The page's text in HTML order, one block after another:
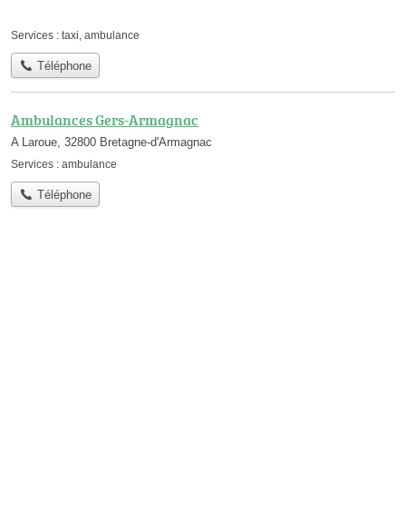
Services : taxi ambulance
Téléphone
Ambulances Gers-Armagnac
A Laroue, 32800 Bretagne-d'Armagnac
Services : ambulance
Téléphone